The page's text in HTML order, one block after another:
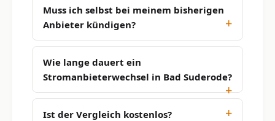
Muss ich selbst bei meinem bisherigen
Anbieter kündigen?
Wie lange dauert ein
Stromanbieterwechsel in Bad Suderode?
Ist der Vergleich kostenlos?